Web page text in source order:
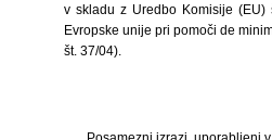
v skladu z Uredbo Komisije
Evropske unije pri pomoči de
št. 37/04).